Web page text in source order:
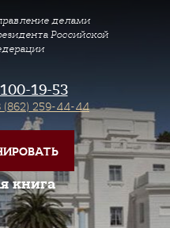
делами
Российской
19-53
(862) 259-44-44
книга